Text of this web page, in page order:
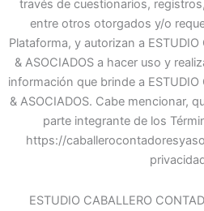
través de cuestionarios,
entre otros otorgados y/o
Plataforma, y autorizan a ESTUDIO
& ASOCIADOS a hacer uso y
información que brinde a ESTUDIO
& ASOCIADOS. Cabe mencionar,
parte integrante de los
https://
ESTUDIO CABALLERO